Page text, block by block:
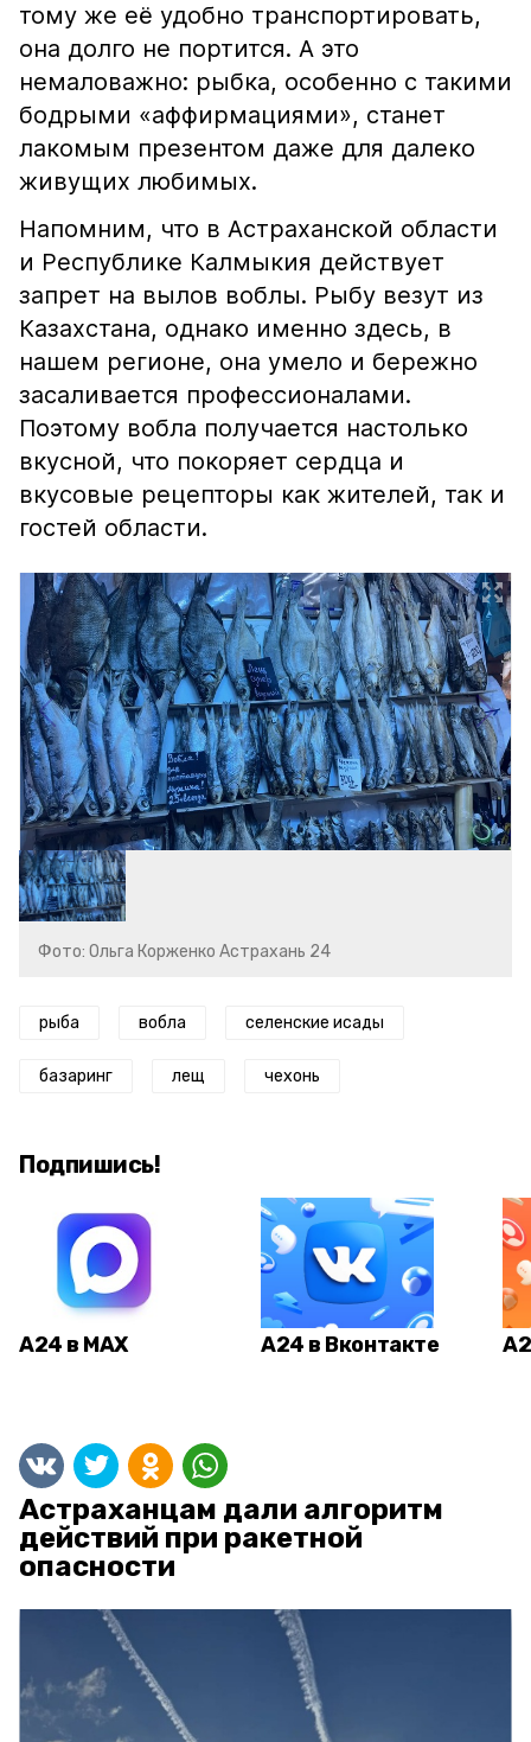
тому же её удобно транспортировать,
она долго не портится. А это
немаловажно: рыбка, особенно с такими
бодрыми «аффирмациями», станет
лакомым презентом даже для далеко
живущих любимых.
Напомним, что в Астраханской области
и Республике Калмыкия действует
запрет на вылов воблы. Рыбу везут из
Казахстана, однако именно здесь, в
нашем регионе, она умело и бережно
засаливается профессионалами.
Поэтому вобла получается настолько
вкусной, что покоряет сердца и
вкусовые рецепторы как жителей, так и
гостей области.
Фото: Ольга Корженко Астрахань 24
рыба вобла селенские исады
базаринг лещ чехонь
Подпишись!
А24 в MAX А24 в Вконтакте
Астраханцам дали алгоритм
действий при ракетной
опасности